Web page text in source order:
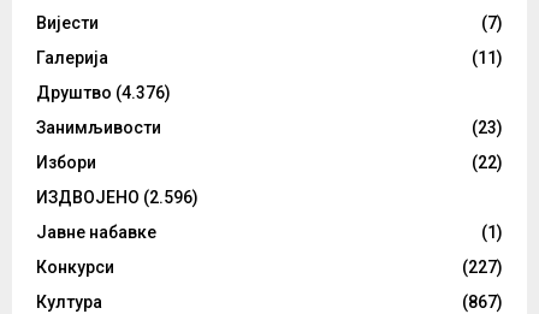
Вијести
(7)
Галерија
(11)
Друштво (4.376)
Занимљивости
(23)
Избори
(22)
ИЗДВОЈЕНО (2.596)
Јавне набавке
(1)
Конкурси
(227)
Култура
(867)